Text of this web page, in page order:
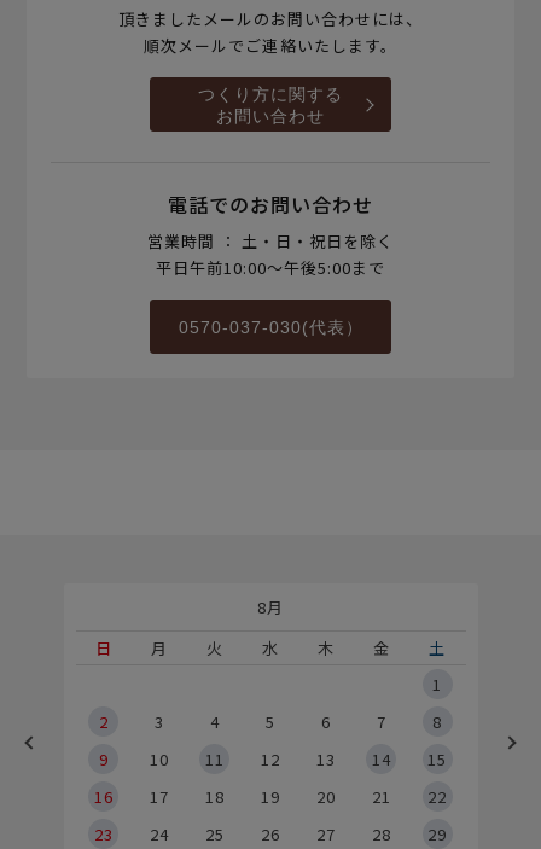
頂きましたメールのお問い合わせには、
順次メールでご連絡いたします。
つくり方に関する
お問い合わせ
電話でのお問い合わせ
営業時間 ： 土・日・祝日を除く
平日午前10:00～午後5:00まで
0570-037-030(代表）
8月
日
月 火 水 木 金
土
1
2
3 4 5 6 7
8
9
10 11 12 13 14
15
16
17 18 19 20 21
22
23
24 25 26 27 28
29